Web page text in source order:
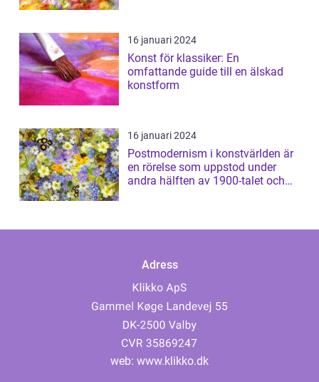
16 januari 2024
Konst för klassiker: En
omfattande guide till en älskad
konstform
16 januari 2024
Postmodernism i konstvärlden är
en rörelse som uppstod under
andra hälften av 1900-talet och
Adress
web: www.klikko.dk